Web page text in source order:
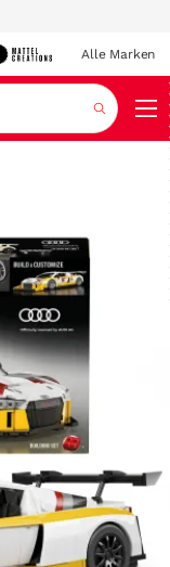
Alle Marken
Suche